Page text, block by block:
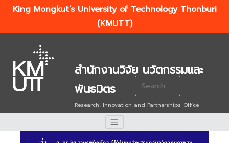
King Mongkut’s University of Technology Thonburi
(KMUTT)
สำนักงานวิจัย นวัตกรรมและ
พันธมิตร
Research, Innovation and Partnerships Office
Search
for: